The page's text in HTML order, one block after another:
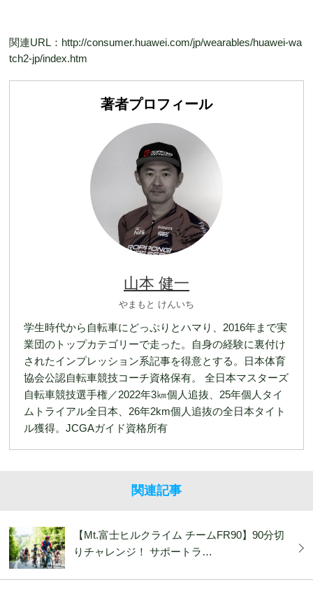
関連URL：http://consumer.huawei.com/jp/wearables/huawei-wa
tch2-jp/index.htm
著者プロフィール
山本 健一
やまもと けんいち
学生時代から自転車にどっぷりとハマり、2016年まで実
業団のトップカテゴリーで走った。自身の経験に裏付け
されたインプレッション系記事を得意とする。日本体育
協会公認自転車競技コーチ資格保有。 全日本マスターズ
自転車競技選手権／2022年3㎞個人追抜、25年個人タイ
ムトライアル全日本、26年2km個人追抜の全日本タイト
ル獲得。JCGAガイド資格所有
関連記事
【Mt.富士ヒルクライム チームFR90】90分切
りチャレンジ！ サポートラ…